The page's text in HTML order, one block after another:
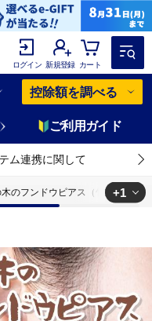
ログイン 新規登録 カート
控除額を調べる
ご利用ガイド
ム連携に関して
のフンドウピアス（竹製ポスト
+1